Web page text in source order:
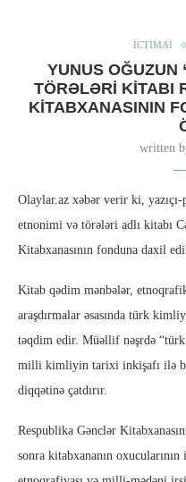
İCTİMAİ
YUNUS OĞUZUN
TÖRƏLƏRI KITABI
KITABXANASININ
written
Olaylar.az xəbər verir ki,
etnonimi və törələri adlı kitabı
Kitabxanasının fonduna daxil
Kitab qədim mənbələr,
araşdırmalar əsasında türk
təqdim edir. Müəllif nəşrdə
milli kimliyin tarixi inkişafı ilə
diqqətinə çatdırır.
Respublika Gənclər
sonra kitabxananın